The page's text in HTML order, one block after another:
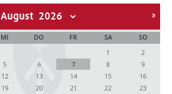
August
MI DO FR SA
SO
1
2
5 6 7 8
9
12 13 14 15
16
19 20 21 22 23